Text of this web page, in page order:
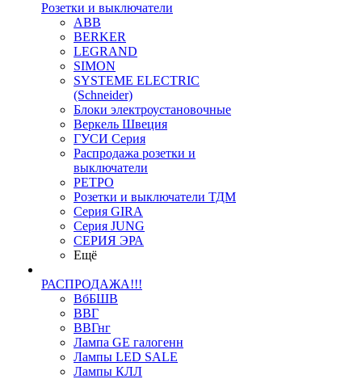
Розетки и выключатели
ABB
BERKER
LEGRAND
SIMON
SYSTEME ELECTRIC
(Schneider)
Блоки электроустановочные
Веркель Швеция
ГУСИ Серия
Распродажа розетки и
выключатели
РЕТРО
Розетки и выключатели ТДМ
Серия GIRA
Серия JUNG
СЕРИЯ ЭРА
Ещё
РАСПРОДАЖА!!!
ВбБШВ
ВВГ
ВВГнг
Лампа GE галогенн
Лампы LED SALE
Лампы КЛЛ